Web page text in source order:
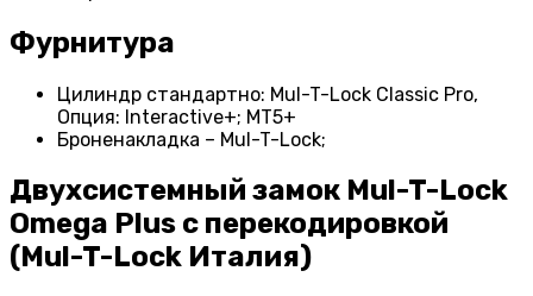
Фурнитура
Цилиндр стандартно: Mul-T-Lock Classic Pro,
Опция: Interactive+; MT5+
Броненакладка – Mul-T-Lock;
Двухсистемный замок Mul-T-Lock
Omega Plus с перекодировкой
(Mul-T-Lock Италия)